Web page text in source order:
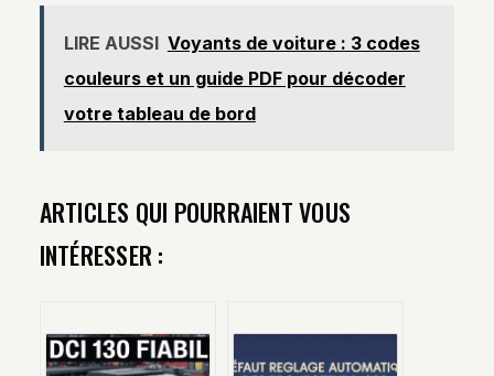
LIRE AUSSI Voyants de voiture : 3 codes
couleurs et un guide PDF pour décoder
votre tableau de bord
ARTICLES QUI POURRAIENT VOUS
INTÉRESSER :